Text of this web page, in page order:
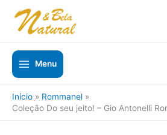
para
conteúdo
Menu
Início
Rommanel
Coleção Do seu jeito! – Gio Antonelli